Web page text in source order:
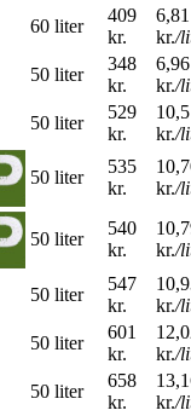
60 liter
409
kr.
6,81
kr./
50 liter
348
kr.
6,96
kr./
50 liter
529
kr.
kr./
50 liter
535
kr.
kr./
50 liter
540
kr.
kr./
50 liter
547
kr.
kr./
50 liter
601
kr.
kr./
50 liter
658
kr.
kr./